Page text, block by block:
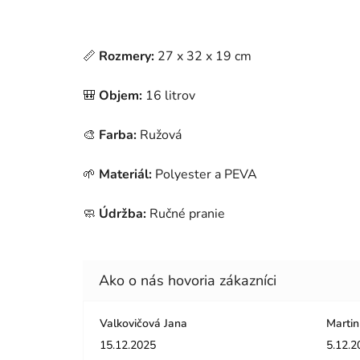
📏 Rozmery: 27 x 32 x 19 cm
🎒 Objem: 16 litrov
🎨 Farba: Ružová
🌱 Materiál: Polyester a PEVA
🧼 Údržba: Ručné pranie
Valkovičová Jana
Hodnotenie obchodu je 5 z 5 hviezdičiek.
15.12.2025
Martin